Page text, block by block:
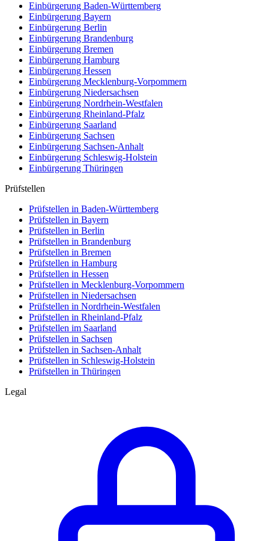
Einbürgerung Baden-Württemberg
Einbürgerung Bayern
Einbürgerung Berlin
Einbürgerung Brandenburg
Einbürgerung Bremen
Einbürgerung Hamburg
Einbürgerung Hessen
Einbürgerung Mecklenburg-Vorpommern
Einbürgerung Niedersachsen
Einbürgerung Nordrhein-Westfalen
Einbürgerung Rheinland-Pfalz
Einbürgerung Saarland
Einbürgerung Sachsen
Einbürgerung Sachsen-Anhalt
Einbürgerung Schleswig-Holstein
Einbürgerung Thüringen
Prüfstellen
Prüfstellen in Baden-Württemberg
Prüfstellen in Bayern
Prüfstellen in Berlin
Prüfstellen in Brandenburg
Prüfstellen in Bremen
Prüfstellen in Hamburg
Prüfstellen in Hessen
Prüfstellen in Mecklenburg-Vorpommern
Prüfstellen in Niedersachsen
Prüfstellen in Nordrhein-Westfalen
Prüfstellen in Rheinland-Pfalz
Prüfstellen im Saarland
Prüfstellen in Sachsen
Prüfstellen in Sachsen-Anhalt
Prüfstellen in Schleswig-Holstein
Prüfstellen in Thüringen
Legal